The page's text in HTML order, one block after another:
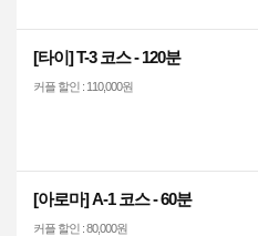
[타이] T-3 코스 - 120분
커플 할인 : 110,000원
[아로마] A-1 코스 - 60분
커플 할인 : 80,000원